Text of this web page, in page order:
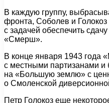
В каждую группу,
фронта, Соболев и
с задачей обеспечить
«Смерш».
В конце января 1943 года
с местными партизанами и
на «Большую землю» с
о Смоленской
Петр Голокоз еще